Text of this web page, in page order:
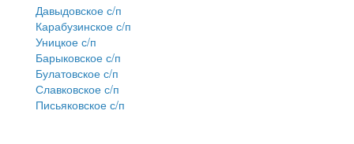
Давыдовское с/п
Карабузинское с/п
Уницкое с/п
Барыковское с/п
Булатовское с/п
Славковское с/п
Письяковское с/п